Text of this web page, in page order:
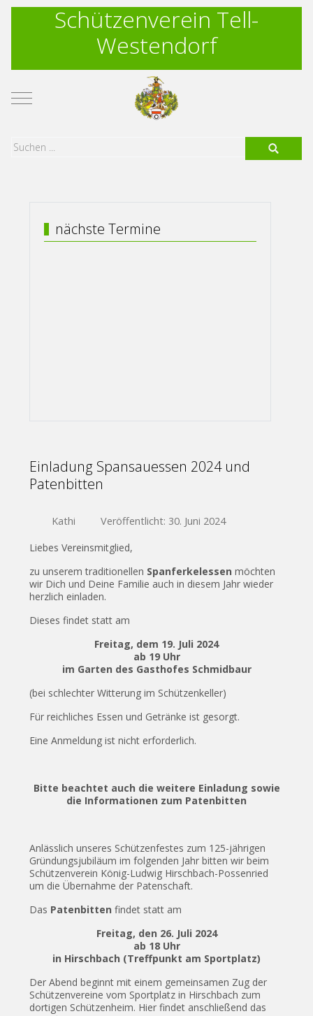
Schützenverein Tell-
Westendorf
Mobile Menu Toggle
nächste Termine
Einladung Spansauessen 2024 und
Patenbitten
Kathi
Veröffentlicht: 30. Juni 2024
Liebes Vereinsmitglied,
zu unserem traditionellen Spanferkelessen möchten
wir Dich und Deine Familie auch in diesem Jahr wieder
herzlich einladen.
Dieses findet statt am
Freitag, dem 19. Juli 2024
ab 19 Uhr
im Garten des Gasthofes Schmidbaur
(bei schlechter Witterung im Schützenkeller)
Für reichliches Essen und Getränke ist gesorgt.
Eine Anmeldung ist nicht erforderlich.
Bitte beachtet auch die weitere Einladung sowie
die Informationen zum Patenbitten
Anlässlich unseres Schützenfestes zum 125-jährigen
Gründungsjubiläum im folgenden Jahr bitten wir beim
Schützenverein König-Ludwig Hirschbach-Possenried
um die Übernahme der Patenschaft.
Das Patenbitten findet statt am
Freitag, den 26. Juli 2024
ab 18 Uhr
in Hirschbach (Treffpunkt am Sportplatz)
Der Abend beginnt mit einem gemeinsamen Zug der
Schützenvereine vom Sportplatz in Hirschbach zum
dortigen Schützenheim. Hier findet anschließend das